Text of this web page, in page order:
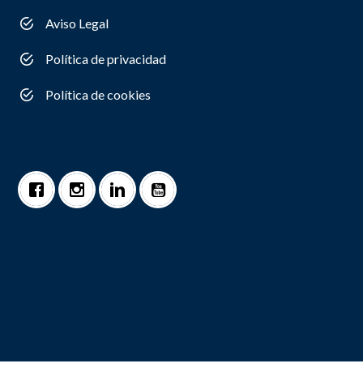
Aviso Legal
Política de privacidad
Política de cookies